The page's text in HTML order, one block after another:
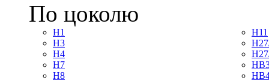
По цоколю
H1
H3
H4
H7
H8
H11